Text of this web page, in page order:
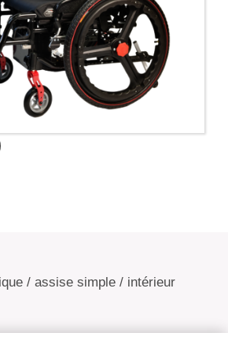
/ assise simple / intérieur